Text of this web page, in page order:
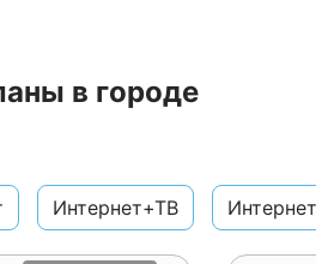
в городе
Интернет+ТВ